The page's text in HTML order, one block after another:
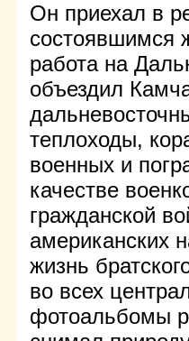
Он приехал в
состоявшимся
работа на
объездил
теплоходы,
военных и
качестве
гражданской
американских
жизнь
во всех
фотоальбомы